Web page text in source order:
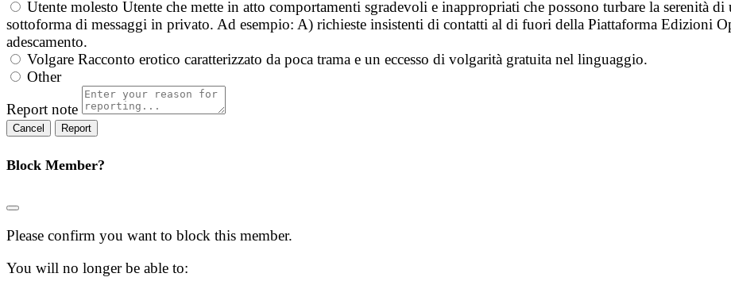
Utente molesto Utente che mette in atto comportamenti sgradevoli e inappropriati che possono turbare la serenità
sottoforma di messaggi in privato. Ad esempio: A) richieste insistenti di contatti al di fuori della Piattaforma Edizioni
adescamento.
Volgare Racconto erotico caratterizzato da poca trama e un eccesso di volgarità gratuita nel linguaggio.
Other
Report note
Report
Block Member?
Please confirm you want to block this member.
You will no longer be able to: